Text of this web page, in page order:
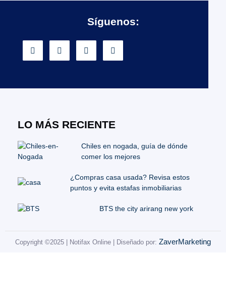
Síguenos:
LO MÁS RECIENTE
Chiles en nogada, guía de dónde
comer los mejores
¿Compras casa usada? Revisa estos
puntos y evita estafas inmobiliarias
BTS the city arirang new york
Copyright ©2025 | Notifax Online | Diseñado por: ZaverMarketing